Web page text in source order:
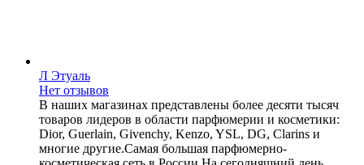
Л Этуаль
Нет отзывов
В наших магазинах представлены более десяти тысяч
товаров лидеров в области парфюмерии и косметики:
Dior, Guerlain, Givenchy, Kenzo, YSL, DG, Clarins и
многие другие.Самая большая парфюмерно-